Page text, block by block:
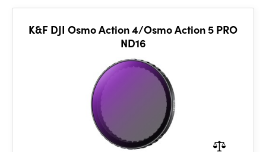
K&F DJI Osmo Action 4/Osmo Action 5 PRO
ND16